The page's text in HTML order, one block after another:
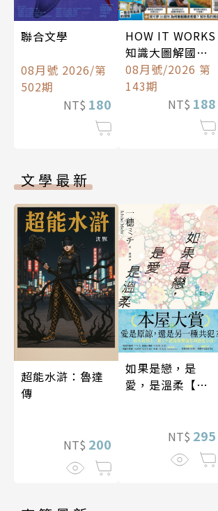
聯合文學
08月號 2026/第
502期
NT$ 180
HOW IT WORKS
知識大圖解國際
中文版
08月號/2026 第
143期
NT$ 188
文學最新
超能水滸：魯達
傳
NT$ 200
如果是戀，是
愛，是溫柔【限
NT$ 295